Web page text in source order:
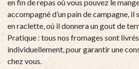
en fin de repas où vous pouvez le
accompagné d’un pain de campagne, il
en raclette, où il donnera un gout de
Pratique : tous nos fromages sont
individuellement, pour garantir une
chez vous.